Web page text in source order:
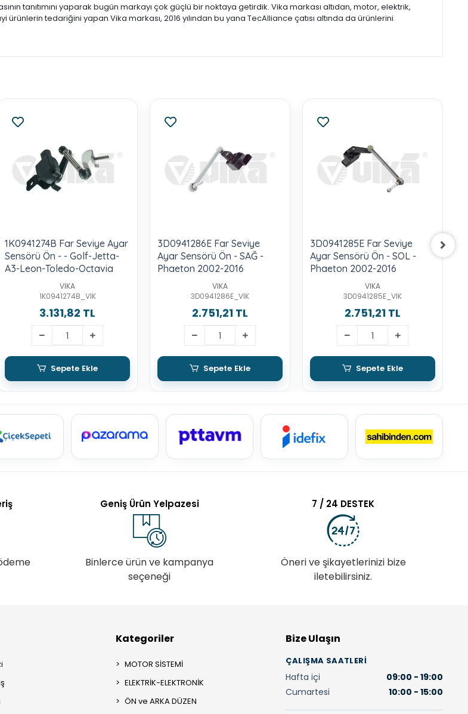
tanıtımını yaparak bugün markayı çok güçlü bir noktaya getirdik. Vika markası altıdan, motor, elektrik,
tedariğini yapan Vika markası, 2016 yılından bu yana TecAlliance çatısı altında da ürünlerini
1K0941274B Far Seviye Ayar
Sensörü Ön - - Golf-Jetta-
A3-Leon-Toledo-Octavia
VIKA
1K0941274B_VIK
3.131,82 TL
Sepete Ekle
3D0941286E Far Seviye
Ayar Sensörü Ön - SAĞ -
Phaeton 2002-2016
VIKA
3D0941286E_VIK
2.751,21 TL
Sepete Ekle
3D0941285E Far Seviye
Ayar Sensörü Ön - SOL -
Phaeton 2002-2016
VIKA
3D0941285E_VIK
2.751,21 TL
Sepete Ekle
Geniş Ürün Yelpazesi
Binlerce ürün ve kampanya
seçeneği
7 / 24 DESTEK
Öneri ve şikayetlerinizi bize
iletebilirsiniz.
Kategoriler
MOTOR SİSTEMİ
ELEKTRİK-ELEKTRONİK
ÖN ve ARKA DÜZEN
Bize Ulaşın
ÇALIŞMA SAATLERI
Hafta içi
09:00 - 19:00
Cumartesi
10:00 - 15:00